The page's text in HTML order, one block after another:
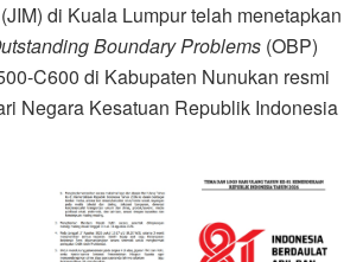
(JIM) di Kuala Lumpur telah menetapkan
Boundary Problems (OBP)
C600 di Kabupaten Nunukan resmi
Negara Kesatuan Republik Indonesia